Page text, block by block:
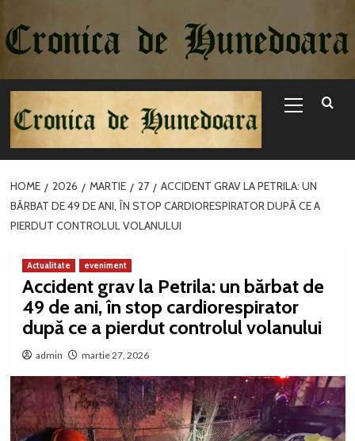
la
conținut
Menu
HOME 2026 MARTIE 27
ACCIDENT GRAV LA PETRILA: UN
BĂRBAT DE 49 DE ANI, ÎN STOP CARDIORESPIRATOR DUPĂ CE A
PIERDUT CONTROLUL VOLANULUI
Actualitate eveniment
Accident grav la Petrila: un bărbat de
49 de ani, în stop cardiorespirator
după ce a pierdut controlul volanului
admin martie 27, 2026